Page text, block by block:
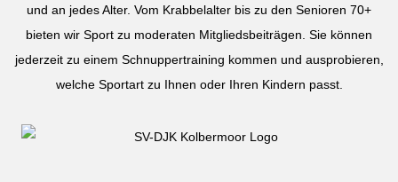
und an jedes Alter. Vom Krabbelalter bis zu den Senioren 70+
bieten wir Sport zu moderaten Mitgliedsbeiträgen. Sie können
jederzeit zu einem Schnuppertraining kommen und ausprobieren,
welche Sportart zu Ihnen oder Ihren Kindern passt.